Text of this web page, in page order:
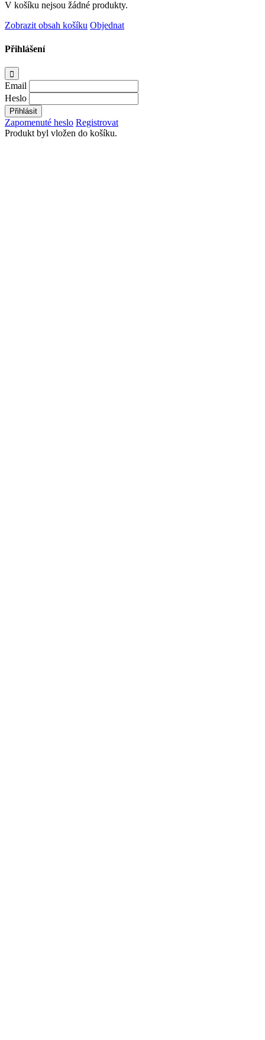
V košíku nejsou žádné produkty.
Zobrazit obsah košíku Objednat
Přihlášení
Email
Heslo
Přihlásit
Zapomenuté heslo Registrovat
Produkt byl vložen do košíku.